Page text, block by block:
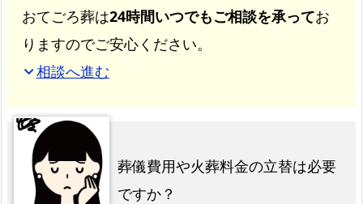
おてごろ葬は24時間いつでもご相談を承ってお
りますのでご安心ください。
expand_more相談へ進む
葬儀費用や火葬料金の立替は必要
ですか？